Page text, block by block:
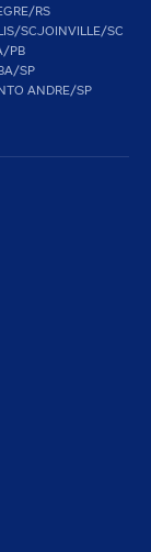
RS
SCJOINVILLE/SC
PB
SP
ANDRE/SP